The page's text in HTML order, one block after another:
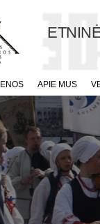
APIE MUS